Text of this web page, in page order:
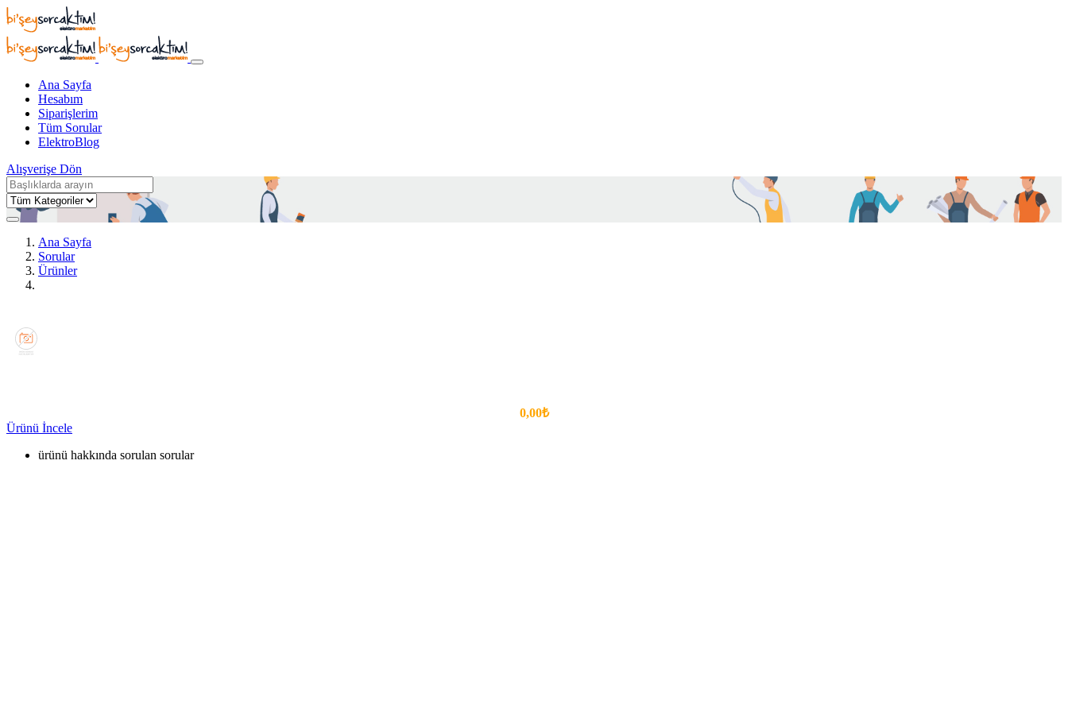
Ana Sayfa
Hesabım
Siparişlerim
Tüm Sorular
ElektroBlog
Alışverişe Dön
Ana Sayfa
Sorular
Ürünler
0,00₺
Ürünü İncele
ürünü hakkında sorulan sorular